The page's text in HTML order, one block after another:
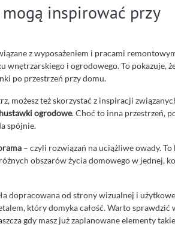
inspirować przy
z wyposażeniem i pracami
wnętrzarskiego i ogrodowego. To pokazuje,
po przestrzeń przy domu.
możesz też skorzystać z inspiracji
ogrodowe. Choć to inna przestrzeń,
spójnie.
– czyli rozwiązań na uciążliwe owady.
obszarów życia domowego w jednej,
dopracowana od strony wizualnej i
który domyka całość. Warto sprawdzić
gdy masz już zaplanowane elementy